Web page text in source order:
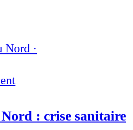
Nord ·
: crise sanitaire